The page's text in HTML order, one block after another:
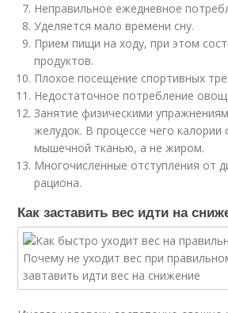
Неправильное ежедневное
Уделяется мало времени сну.
Прием пищи на ходу, при этом
продуктов.
Плохое посещение спортивных
Недостаточное потребление
Занятие физическими
желудок. В процессе чего калории
мышечной тканью, а не жиром.
Многочисленные отступления от
рациона.
Как заставить вес идти на